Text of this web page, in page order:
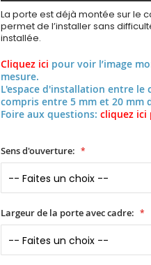
La porte est déjà montée sur le
permet de l’installer sans
installée.
Cliquez ici pour voir l’image
mesure.
L'espace d'installation entre le
compris entre 5 mm et 20 mm
Foire aux questions:cliquez
Sens d'ouverture:
Largeur de la porte avec cadre: